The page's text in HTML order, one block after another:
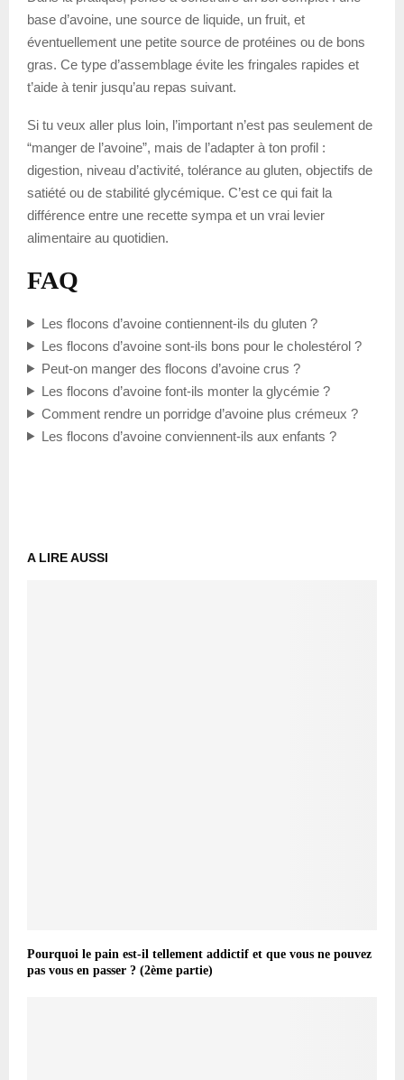
base d’avoine, une source de liquide, un fruit, et
éventuellement une petite source de protéines ou de bons
gras. Ce type d’assemblage évite les fringales rapides et
t’aide à tenir jusqu’au repas suivant.
Si tu veux aller plus loin, l’important n’est pas seulement de
“manger de l’avoine”, mais de l’adapter à ton profil :
digestion, niveau d’activité, tolérance au gluten, objectifs de
satiété ou de stabilité glycémique. C’est ce qui fait la
différence entre une recette sympa et un vrai levier
alimentaire au quotidien.
FAQ
Les flocons d’avoine contiennent-ils du gluten ?
Les flocons d’avoine sont-ils bons pour le cholestérol ?
Peut-on manger des flocons d’avoine crus ?
Les flocons d’avoine font-ils monter la glycémie ?
Comment rendre un porridge d’avoine plus crémeux ?
Les flocons d’avoine conviennent-ils aux enfants ?
A LIRE AUSSI
Pourquoi le pain est-il tellement addictif et que vous ne pouvez
pas vous en passer ? (2ème partie)